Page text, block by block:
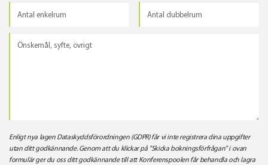
Enligt nya lagen Dataskyddsförordningen (GDPR) får vi inte registrera dina uppgifter
utan ditt godkännande. Genom att du klickar på "Skicka bokningsförfrågan" i ovan
formulär ger du oss ditt godkännande till att Konferenspoolen får behandla och lagra